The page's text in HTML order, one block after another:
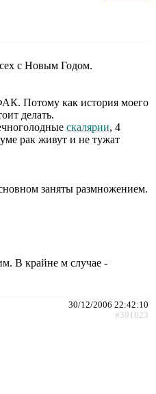
с Новым Годом.
Потому как история моего
делать.
скалярии, 4
рак живут и не тужат
заняты размножением.
В крайне м случае -
30/12/2006 22:42:10
#391823